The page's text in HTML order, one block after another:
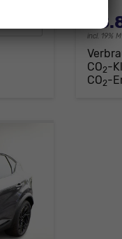
incl. 19%
CO2-
CO2-